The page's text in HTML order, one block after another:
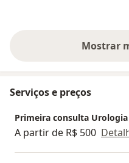
Mostrar
Serviços e preços
Primeira consulta Urologia
A partir de R$ 500